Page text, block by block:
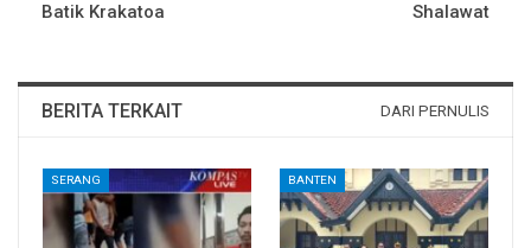
Batik Krakatoa
Shalawat
BERITA TERKAIT DARI PERNULIS
SERANG BANTEN